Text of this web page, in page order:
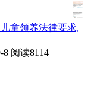
童领养法律要求,
8 阅读8114